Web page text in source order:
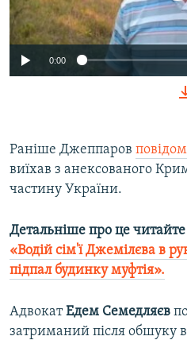
0:00
Раніше Джеппаров
виїхав з анексованого
частину України.
Детальніше про це читайте
«Водій сім'ї Джемілєва в
підпал будинку муфтія».
АдвокатЕдем Семедляєв
затриманий після обшуку